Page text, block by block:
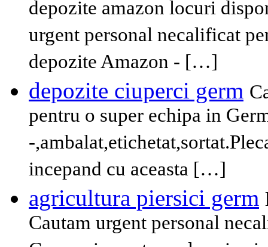
depozite amazon locuri
urgent personal necalificat
depozite Amazon - […]
depozite ciuperci germ
pentru o super echipa in
-
incepand cu aceasta […]
agricultura piersici germ
Cautam urgent personal